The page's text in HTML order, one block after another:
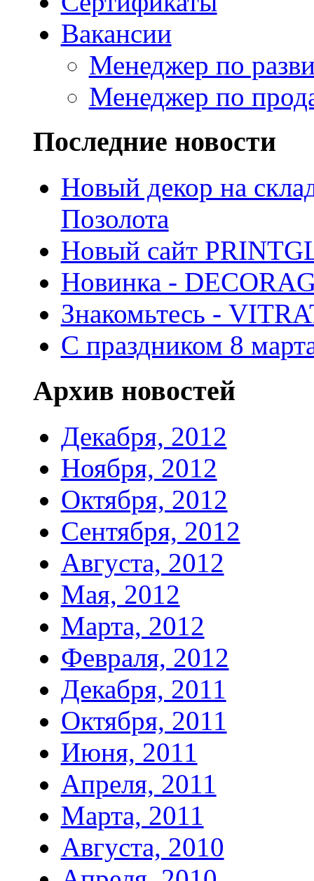
Вакансии
Менеджер по
Менеджер по
Последние новости
Новый декор на
Позолота
Новый сайт
Новинка -
Знакомьтесь -
С праздником 8
Архив новостей
Декабря, 2012
Ноября, 2012
Октября, 2012
Сентября, 2012
Августа, 2012
Мая, 2012
Марта, 2012
Февраля, 2012
Декабря, 2011
Октября, 2011
Июня, 2011
Апреля, 2011
Марта, 2011
Августа, 2010